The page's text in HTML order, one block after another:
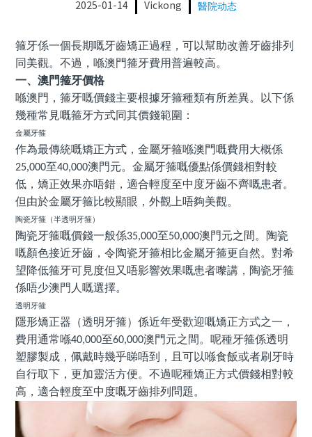
2025-01-14 Vickong 醫院动态
箍牙係一個長期嘅牙齒矯正過程，可以幫助改善牙齒排列
同美觀。不過，喺澳門箍牙費用普遍較高。
一、澳門箍牙價格
喺澳門，箍牙嘅價錢主要根據牙箍種類有所差異。以下係
幾種常見嘅箍牙方式同其價錢範圍：
金屬牙箍
作為最傳統嘅矯正方式，金屬牙箍喺澳門嘅費用大概係
25,000至40,000澳門元。金屬牙箍嘅優點係價錢相對較
低，矯正效果亦唔錯，適合輕度至中度牙齒不齊嘅患者。
但由於金屬牙箍比較顯眼，外觀上唔夠美觀。
陶瓷牙箍（半透明牙箍）
陶瓷牙箍嘅價錢一般係35,000至50,000澳門元之間。陶瓷
嘅顏色接近牙齒，令陶瓷牙箍相比金屬牙箍更自然。對希
望降低箍牙可見度但又唔影響效果嘅患者嚟講，陶瓷牙箍
係唔少澳門人嘅選擇。
透明牙箍
隱形矯正器（透明牙箍）係近年受歡迎嘅矯正方式之一，
費用通常喺40,000至60,000澳門元之間。呢種牙箍係透明
塑膠製成，佩戴時幾乎睇唔到，且可以喺食飯或者刷牙時
自行取下，更加靈活方便。不過呢種矯正方式價錢相對較
高，適合輕度至中度嘅牙齒排列問題。